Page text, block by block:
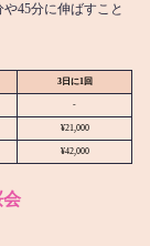
45分に伸ばすこと
3日に1回
-
¥21,000
¥42,000
会